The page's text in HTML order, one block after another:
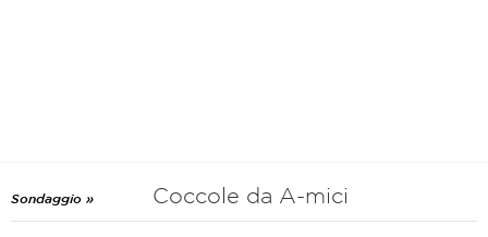
Sondaggio » Coccole da A-mici